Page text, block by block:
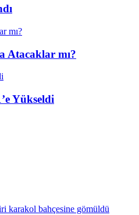
Atacaklar mı?
Yükseldi